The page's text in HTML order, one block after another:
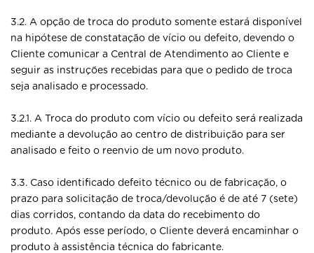
3.2. A opção de troca do produto somente estará disponível
na hipótese de constatação de vício ou defeito, devendo o
Cliente comunicar a Central de Atendimento ao Cliente e
seguir as instruções recebidas para que o pedido de troca
seja analisado e processado.
3.2.1. A Troca do produto com vício ou defeito será realizada
mediante a devolução ao centro de distribuição para ser
analisado e feito o reenvio de um novo produto.
3.3. Caso identificado defeito técnico ou de fabricação, o
prazo para solicitação de troca/devolução é de até 7 (sete)
dias corridos, contando da data do recebimento do
produto. Após esse período, o Cliente deverá encaminhar o
produto à assistência técnica do fabricante.